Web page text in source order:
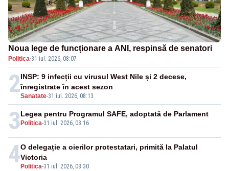
Noua lege de funcționare a ANI, respinsă de senatori
Politica·31 iul. 2026, 08:07
2Sanatate-31 iul. 2026, 08:13
INSP: 9 infecții cu virusul West Nile și 2 decese,
înregistrate în acest sezon
3 Politica-31 iul. 2026, 08:16
Legea pentru Programul SAFE, adoptată de Parlament
4 Politica-31 iul. 2026, 08:30
O delegație a oierilor protestatari, primită la Palatul
Victoria